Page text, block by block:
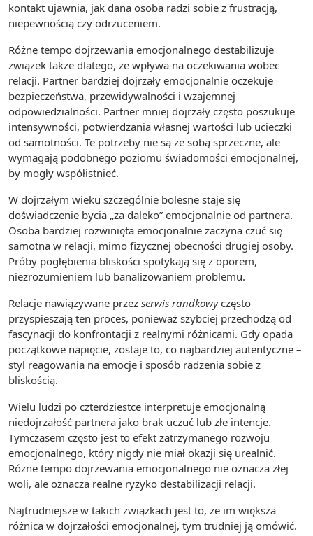
kontakt ujawnia, jak dana osoba radzi sobie z frustracją,
niepewnością czy odrzuceniem.
Różne tempo dojrzewania emocjonalnego destabilizuje
związek także dlatego, że wpływa na oczekiwania wobec
relacji. Partner bardziej dojrzały emocjonalnie oczekuje
bezpieczeństwa, przewidywalności i wzajemnej
odpowiedzialności. Partner mniej dojrzały często poszukuje
intensywności, potwierdzania własnej wartości lub ucieczki
od samotności. Te potrzeby nie są ze sobą sprzeczne, ale
wymagają podobnego poziomu świadomości emocjonalnej,
by mogły współistnieć.
W dojrzałym wieku szczególnie bolesne staje się
doświadczenie bycia „za daleko” emocjonalnie od partnera.
Osoba bardziej rozwinięta emocjonalnie zaczyna czuć się
samotna w relacji, mimo fizycznej obecności drugiej osoby.
Próby pogłębienia bliskości spotykają się z oporem,
niezrozumieniem lub banalizowaniem problemu.
Relacje nawiązywane przez serwis randkowyczęsto
przyspieszają ten proces, ponieważ szybciej przechodzą od
fascynacji do konfrontacji z realnymi różnicami. Gdy opada
początkowe napięcie, zostaje to, co najbardziej autentyczne –
styl reagowania na emocje i sposób radzenia sobie z
bliskością.
Wielu ludzi po czterdziestce interpretuje emocjonalną
niedojrzałość partnera jako brak uczuć lub złe intencje.
Tymczasem często jest to efekt zatrzymanego rozwoju
emocjonalnego, który nigdy nie miał okazji się urealnić.
Różne tempo dojrzewania emocjonalnego nie oznacza złej
woli, ale oznacza realne ryzyko destabilizacji relacji.
Najtrudniejsze w takich związkach jest to, że im większa
różnica w dojrzałości emocjonalnej, tym trudniej ją omówić.